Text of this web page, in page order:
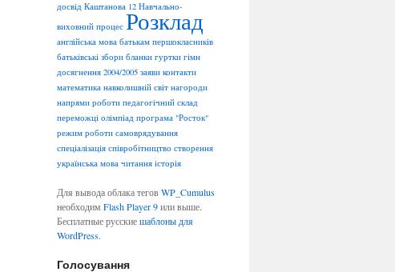
досвід Каштанова 12 Навчально-
виховний процес Розклад
англійська мова батькам першокласників
батьківські збори бланки гуртки гімн
досягнення 2004/2005 заяви контакти
математика навколишній світ нагороди
напрями роботи педагогічний склад
переможці олімпіад програма "Росток"
режим роботи самоврядування
спеціалізація співробітництво створення
українська мова читання історія
Для вывода облака теговWP_Cumulus
необходим Flash Player 9или выше.
Бесплатные русскиешаблоны для
WordPress.
Голосування